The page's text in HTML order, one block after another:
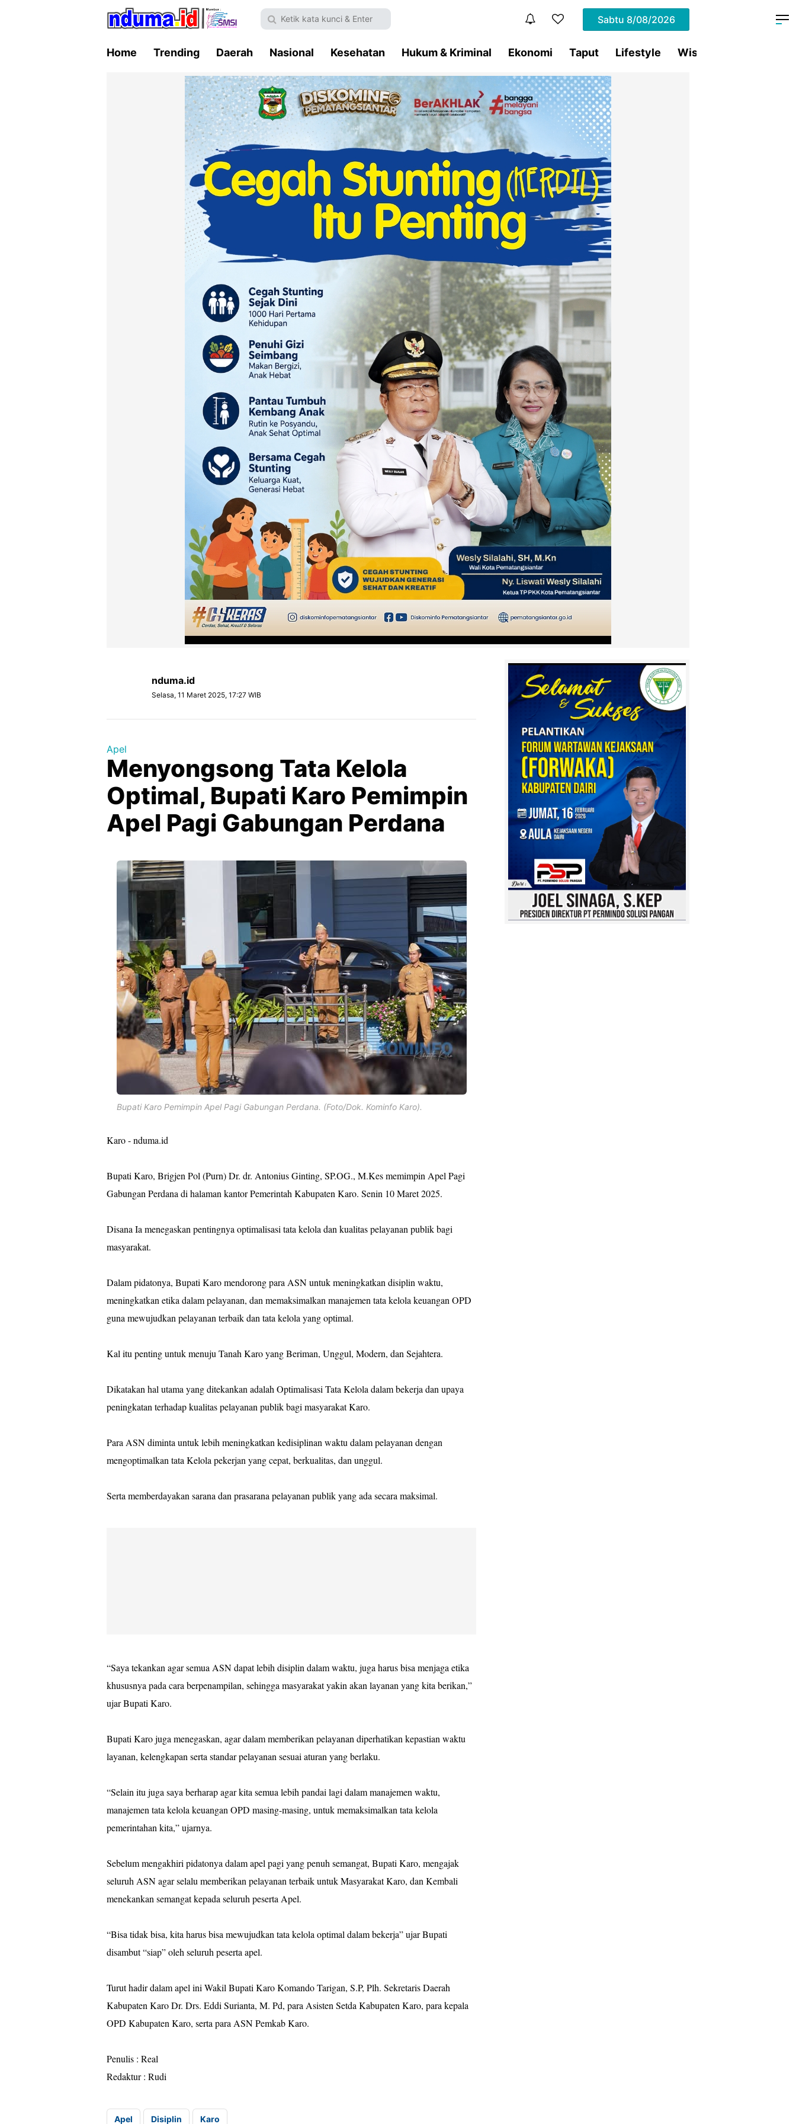
Sabtu 8/08/2026
Home Trending Daerah Nasional Kesehatan Hukum & Kriminal Ekonomi Taput Lifestyle Wisata
nduma.id
Selasa, 11 Maret 2025, 17:27 WIB
Apel
Menyongsong Tata Kelola
Optimal, Bupati Karo Pemimpin
Apel Pagi Gabungan Perdana
Bupati Karo Pemimpin Apel Pagi Gabungan Perdana. (Foto/Dok. Kominfo Karo).
Karo - nduma.id
Bupati Karo, Brigjen Pol (Purn) Dr. dr. Antonius Ginting, SP.OG., M.Kes memimpin Apel Pagi
Gabungan Perdana di halaman kantor Pemerintah Kabupaten Karo. Senin 10 Maret 2025.
Disana Ia menegaskan pentingnya optimalisasi tata kelola dan kualitas pelayanan publik bagi
masyarakat.
Dalam pidatonya, Bupati Karo mendorong para ASN untuk meningkatkan disiplin waktu,
meningkatkan etika dalam pelayanan, dan memaksimalkan manajemen tata kelola keuangan OPD
guna mewujudkan pelayanan terbaik dan tata kelola yang optimal.
Kal itu penting untuk menuju Tanah Karo yang Beriman, Unggul, Modern, dan Sejahtera.
Dikatakan hal utama yang ditekankan adalah Optimalisasi Tata Kelola dalam bekerja dan upaya
peningkatan terhadap kualitas pelayanan publik bagi masyarakat Karo.
Para ASN diminta untuk lebih meningkatkan kedisiplinan waktu dalam pelayanan dengan
mengoptimalkan tata Kelola pekerjan yang cepat, berkualitas, dan unggul.
Serta memberdayakan sarana dan prasarana pelayanan publik yang ada secara maksimal.
“Saya tekankan agar semua ASN dapat lebih disiplin dalam waktu, juga harus bisa menjaga etika
khususnya pada cara berpenampilan, sehingga masyarakat yakin akan layanan yang kita berikan,”
ujar Bupati Karo.
Bupati Karo juga menegaskan, agar dalam memberikan pelayanan diperhatikan kepastian waktu
layanan, kelengkapan serta standar pelayanan sesuai aturan yang berlaku.
“Selain itu juga saya berharap agar kita semua lebih pandai lagi dalam manajemen waktu,
manajemen tata kelola keuangan OPD masing-masing, untuk memaksimalkan tata kelola
pemerintahan kita,” ujarnya.
Sebelum mengakhiri pidatonya dalam apel pagi yang penuh semangat, Bupati Karo, mengajak
seluruh ASN agar selalu memberikan pelayanan terbaik untuk Masyarakat Karo, dan Kembali
menekankan semangat kepada seluruh peserta Apel.
“Bisa tidak bisa, kita harus bisa mewujudkan tata kelola optimal dalam bekerja” ujar Bupati
disambut “siap” oleh seluruh peserta apel.
Turut hadir dalam apel ini Wakil Bupati Karo Komando Tarigan, S.P, Plh. Sekretaris Daerah
Kabupaten Karo Dr. Drs. Eddi Surianta, M. Pd, para Asisten Setda Kabupaten Karo, para kepala
OPD Kabupaten Karo, serta para ASN Pemkab Karo.
Penulis : Real
Redaktur : Rudi
Apel Disiplin Karo